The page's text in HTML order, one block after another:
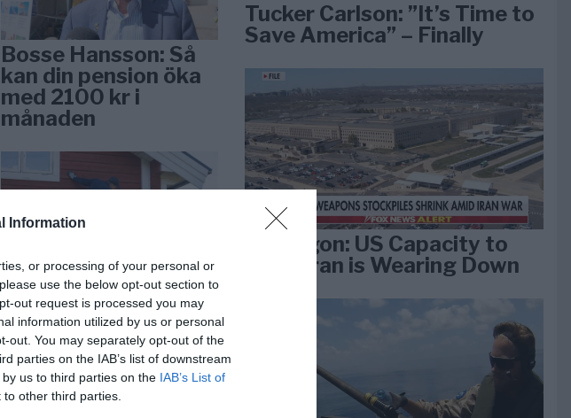
Information
or processing of your personal or
use the below opt-out section to
out request is processed you may
information utilized by us or personal
out. You may separately opt-out of the
parties on the IAB’s list of downstream
us to third parties on the IAB’s List of
other third parties.
Bosse Hansson: Så
kan din pension öka
med 2100 kr i
månaden
Regeringen ger
bidrag för
energieffektivare
bostäder – Ansök 1
september
Tucker Carlson: ”It’s Time to
Save America” – Finally
Pentagon: US Capacity to
Fight Iran is Wearing Down